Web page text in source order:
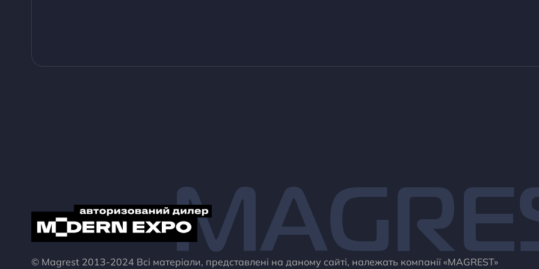
© Magrest 2013-2024 Всі матеріали, представлені на даному сайті, належать компанії «MAGREST»